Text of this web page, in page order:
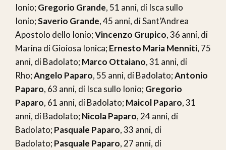
Ionio; Gregorio Grande, 51 anni, di Isca sullo
Ionio;Saverio Grande, 45 anni, di Sant’Andrea
Apostolo dello Ionio;Vincenzo Grupico, 36 anni, di
Marina di Gioiosa Ionica; Ernesto Maria Menniti, 75
anni, di Badolato; Marco Ottaiano, 31 anni, di
Rho;Angelo Paparo, 55 anni, di Badolato;Antonio
Paparo, 63 anni, di Isca sullo Ionio; Gregorio
Paparo, 61 anni, di Badolato; Maicol Paparo, 31
anni, di Badolato; Nicola Paparo, 24 anni, di
Badolato; Pasquale Paparo, 33 anni, di
Badolato; Pasquale Paparo, 27 anni, di